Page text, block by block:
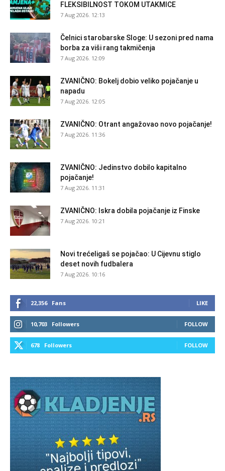
FLEKSIBILNOST TOKOM UTAKMICE
7 Aug 2026. 12:13
Čelnici starobarske Sloge: U sezoni pred nama
borba za viši rang takmičenja
7 Aug 2026. 12:09
ZVANIČNO: Bokelj dobio veliko pojačanje u
napadu
7 Aug 2026. 12:05
ZVANIČNO: Otrant angažovao novo pojačanje!
7 Aug 2026. 11:36
ZVANIČNO: Jedinstvo dobilo kapitalno
pojačanje!
7 Aug 2026. 11:31
ZVANIČNO: Iskra dobila pojačanje iz Finske
7 Aug 2026. 10:21
Novi trećeligaš se pojačao: U Cijevnu stiglo
deset novih fudbalera
7 Aug 2026. 10:16
22,356 Fans LIKE
10,703 Followers FOLLOW
678 Followers FOLLOW